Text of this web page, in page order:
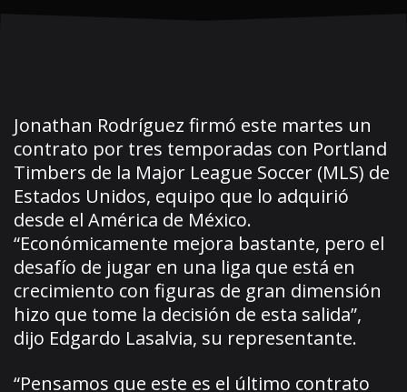
Jonathan Rodríguez firmó este martes un
contrato por tres temporadas con Portland
Timbers de la Major League Soccer (MLS) de
Estados Unidos, equipo que lo adquirió
desde el América de México.
“Económicamente mejora bastante, pero el
desafío de jugar en una liga que está en
crecimiento con figuras de gran dimensión
hizo que tome la decisión de esta salida”,
dijo Edgardo Lasalvia, su representante.
“Pensamos que este es el último contrato